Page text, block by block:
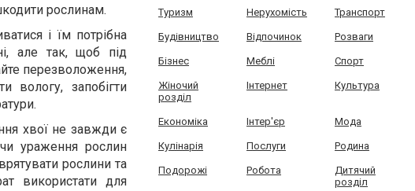
рослинам.
і їм потрібна
але так, щоб під
перезволоження,
вологу, запобігти
хвої не завжди є
ураження рослин
рослини та
використати для
Туризм Нерухомість Транспорт
Будівництво Відпочинок Розваги
Бізнес Меблі Спорт
Жіночий
розділ
Інтернет Культура
Економіка Інтер'єр Мода
Кулінарія Послуги Родина
Подорожі Робота
Дитячий
розділ